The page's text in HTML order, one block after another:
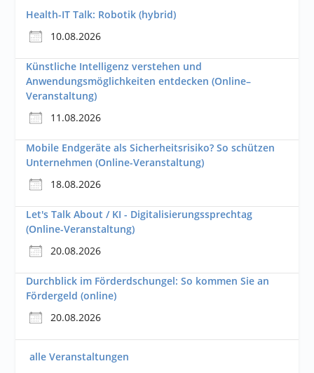
Health-IT Talk: Robotik (hybrid)
10.08.2026
Künstliche Intelligenz verstehen und
Anwendungsmöglichkeiten entdecken (Online–
Veranstaltung)
11.08.2026
Mobile Endgeräte als Sicherheitsrisiko? So schützen
Unternehmen (Online-Veranstaltung)
18.08.2026
Let's Talk About / KI - Digitalisierungssprechtag
(Online-Veranstaltung)
20.08.2026
Durchblick im Förderdschungel: So kommen Sie an
Fördergeld (online)
20.08.2026
alle Veranstaltungen